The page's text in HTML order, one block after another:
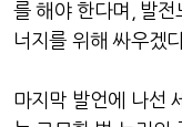
를 해야 한다며, 발전
너지를 위해 싸우겠
마지막 발언에 나선